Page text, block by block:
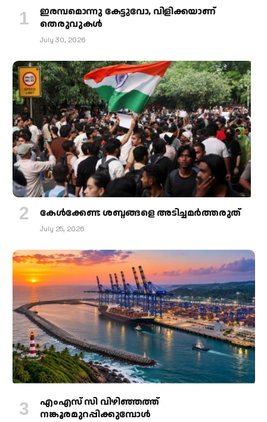
ഇരമ്പമൊന്നു കേട്ടുവോ, വിളിക്കയാണ്
തെരുവുകള്‍
July 30, 2026
കേള്‍ക്കേണ്ട ശബ്ദങ്ങളെ അടിച്ചമര്‍ത്തരുത്
July 25, 2026
എംഎസ് സി വിഴിഞ്ഞത്ത്
നങ്കൂരമുറപ്പിക്കുമ്പോള്‍